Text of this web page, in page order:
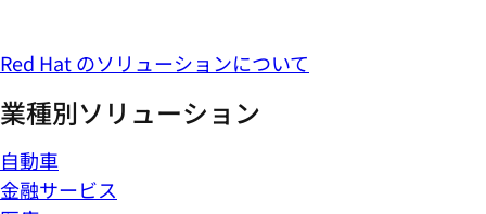
Red Hat のソリューションについて
業種別ソリューション
自動車
金融サービス